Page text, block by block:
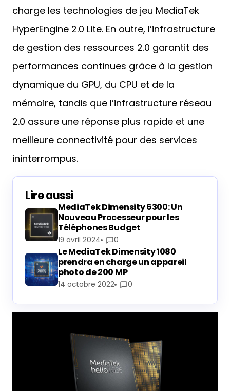
charge les technologies de jeu MediaTek
HyperEngine 2.0 Lite. En outre, l’infrastructure
de gestion des ressources 2.0 garantit des
performances continues grâce à la gestion
dynamique du GPU, du CPU et de la
mémoire, tandis que l’infrastructure réseau
2.0 assure une réponse plus rapide et une
meilleure connectivité pour des services
ininterrompus.
Lire aussi
MediaTek Dimensity 6300: Un
Nouveau Processeur pour les
Téléphones Budget
19 avril 2024 0
Le MediaTek Dimensity 1080
prendra en charge un appareil
photo de 200 MP
14 octobre 2022 0